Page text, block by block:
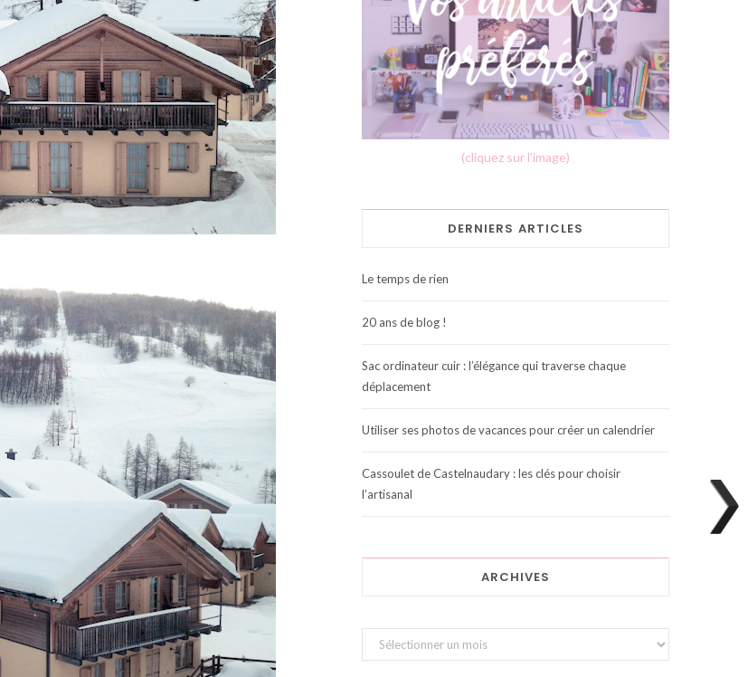
(cliquez sur l'image)
DERNIERS ARTICLES
Le temps de rien
20 ans de blog !
Sac ordinateur cuir : l’élégance qui traverse chaque
déplacement
Utiliser ses photos de vacances pour créer un calendrier
Cassoulet de Castelnaudary : les clés pour choisir
l’artisanal
ARCHIVES
Archives